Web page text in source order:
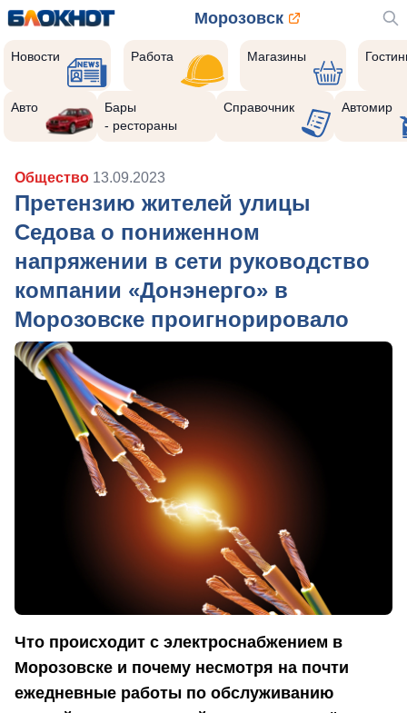
Морозовск
Новости Работа Магазины
Авто
Бары
- рестораны
Справочник Автомир
Общество 13.09.2023
Претензию жителей улицы
Седова о пониженном
напряжении в сети руководство
компании «Донэнерго» в
Морозовске проигнорировало
Что происходит с электроснабжением в
Морозовске и почему несмотря на почти
ежедневные работы по обслуживанию